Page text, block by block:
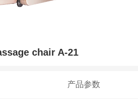
chair A-21
产品参数